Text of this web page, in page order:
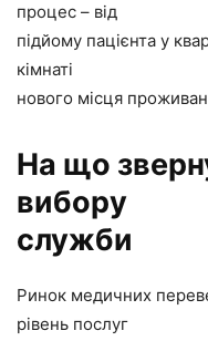
процес – від
підйому пацієнта у
кімнаті
нового місця
На що
вибору
служби
Ринок медичних
рівень послуг